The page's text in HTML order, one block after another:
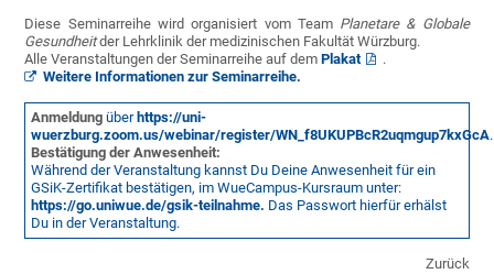
Diese Seminarreihe wird organisiert vom Team Planetare & Globale
Gesundheitder Lehrklinik der medizinischen Fakultät Würzburg.
Alle Veranstaltungen der Seminarreihe auf demPlakat
.
Weitere Informationen zur Seminarreihe.
Anmeldungüber https://uni-
wuerzburg.zoom.us/webinar/register/WN_f8UKUPBcR2uqmgup7kxGcA
Bestätigung der Anwesenheit:
Während der Veranstaltung kannst Du Deine Anwesenheit für ein
GSiK-Zertifikat bestätigen, im WueCampus-Kursraum unter:
https://go.uniwue.de/gsik-teilnahme. Das Passwort hierfür erhälst
Du in der Veranstaltung.
Zurück